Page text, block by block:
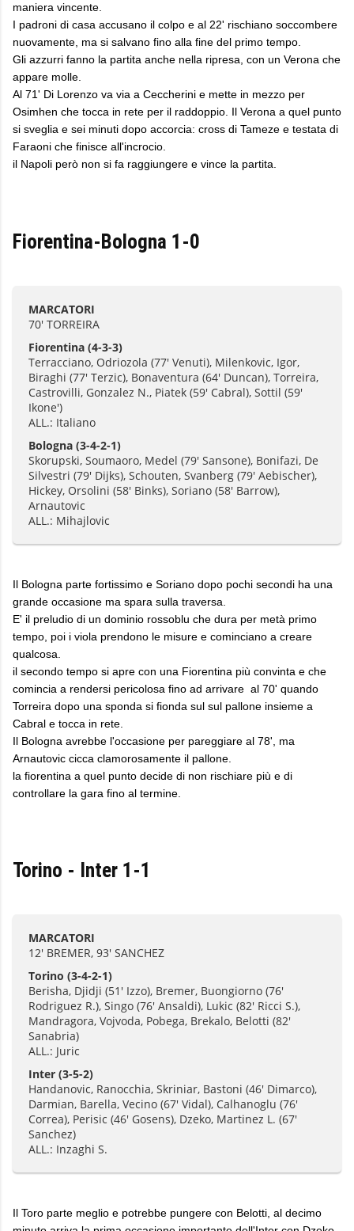
maniera vincente.
I padroni di casa accusano il colpo e al 22' rischiano soccombere
nuovamente, ma si salvano fino alla fine del primo tempo.
Gli azzurri fanno la partita anche nella ripresa, con un Verona che
appare molle.
Al 71' Di Lorenzo va via a Ceccherini e mette in mezzo per
Osimhen che tocca in rete per il raddoppio. Il Verona a quel punto
si sveglia e sei minuti dopo accorcia: cross di Tameze e testata di
Faraoni che finisce all'incrocio.
il Napoli però non si fa raggiungere e vince la partita.
Fiorentina-Bologna 1-0
MARCATORI
70' TORREIRA
Fiorentina (4-3-3)
Terracciano, Odriozola (77' Venuti), Milenkovic, Igor,
Biraghi (77' Terzic), Bonaventura (64' Duncan), Torreira,
Castrovilli, Gonzalez N., Piatek (59' Cabral), Sottil (59'
Ikone')
ALL.: Italiano
Bologna (3-4-2-1)
Skorupski, Soumaoro, Medel (79' Sansone), Bonifazi, De
Silvestri (79' Dijks), Schouten, Svanberg (79' Aebischer),
Hickey, Orsolini (58' Binks), Soriano (58' Barrow),
Arnautovic
ALL.: Mihajlovic
Il Bologna parte fortissimo e Soriano dopo pochi secondi ha una
grande occasione ma spara sulla traversa.
E' il preludio di un dominio rossoblu che dura per metà primo
tempo, poi i viola prendono le misure e cominciano a creare
qualcosa.
il secondo tempo si apre con una Fiorentina più convinta e che
comincia a rendersi pericolosa fino ad arrivare al 70' quando
Torreira dopo una sponda si fionda sul sul pallone insieme a
Cabral e tocca in rete.
Il Bologna avrebbe l'occasione per pareggiare al 78', ma
Arnautovic cicca clamorosamente il pallone.
la fiorentina a quel punto decide di non rischiare più e di
controllare la gara fino al termine.
Torino - Inter 1-1
MARCATORI
12' BREMER, 93' SANCHEZ
Torino (3-4-2-1)
Berisha, Djidji (51' Izzo), Bremer, Buongiorno (76'
Rodriguez R.), Singo (76' Ansaldi), Lukic (82' Ricci S.),
Mandragora, Vojvoda, Pobega, Brekalo, Belotti (82'
Sanabria)
ALL.: Juric
Inter (3-5-2)
Handanovic, Ranocchia, Skriniar, Bastoni (46' Dimarco),
Darmian, Barella, Vecino (67' Vidal), Calhanoglu (76'
Correa), Perisic (46' Gosens), Dzeko, Martinez L. (67'
Sanchez)
ALL.: Inzaghi S.
Il Toro parte meglio e potrebbe pungere con Belotti, al decimo